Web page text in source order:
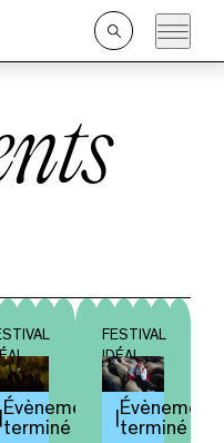
principal
Ouvrir
la
Évènement
terminé
FESTIVAL
IDÉAL
Évènement
terminé